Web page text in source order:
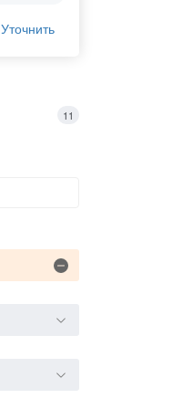
Уточнить
11